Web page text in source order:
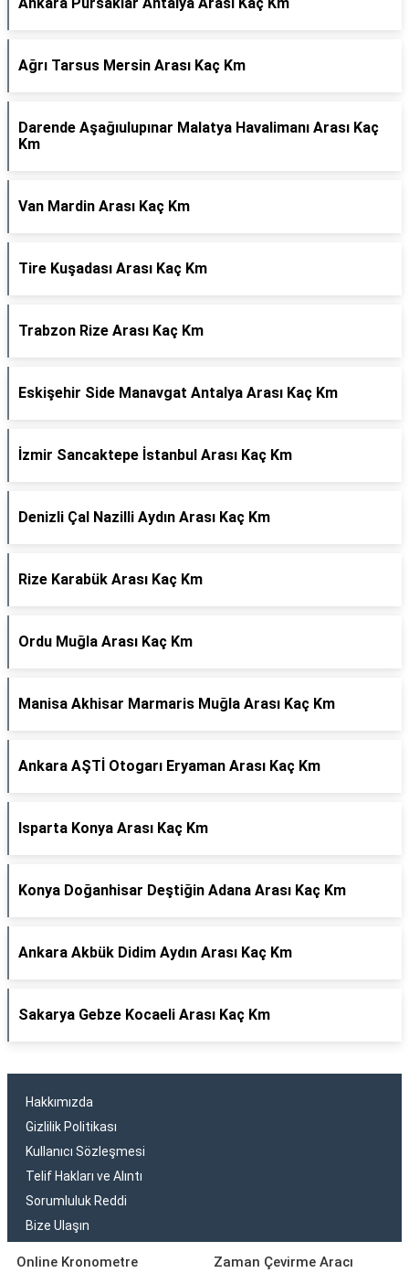
Ağrı Tarsus Mersin Arası Kaç Km
Darende Aşağıulupınar Malatya Havalimanı Arası Kaç
Km
Van Mardin Arası Kaç Km
Tire Kuşadası Arası Kaç Km
Trabzon Rize Arası Kaç Km
Eskişehir Side Manavgat Antalya Arası Kaç Km
İzmir Sancaktepe İstanbul Arası Kaç Km
Denizli Çal Nazilli Aydın Arası Kaç Km
Rize Karabük Arası Kaç Km
Ordu Muğla Arası Kaç Km
Manisa Akhisar Marmaris Muğla Arası Kaç Km
Ankara AŞTİ Otogarı Eryaman Arası Kaç Km
Isparta Konya Arası Kaç Km
Konya Doğanhisar Deştiğin Adana Arası Kaç Km
Ankara Akbük Didim Aydın Arası Kaç Km
Sakarya Gebze Kocaeli Arası Kaç Km
Hakkımızda
Gizlilik Politikası
Kullanıcı Sözleşmesi
Telif Hakları ve Alıntı
Sorumluluk Reddi
Bize Ulaşın
Online Kronometre
Zaman Çevirme Aracı